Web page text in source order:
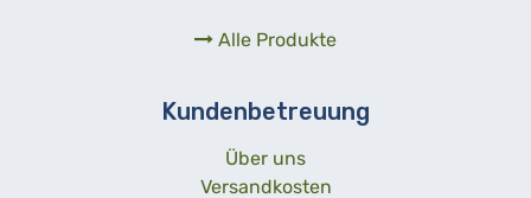
Alle Produkte
Kundenbetreuung
Über uns
Versandkosten